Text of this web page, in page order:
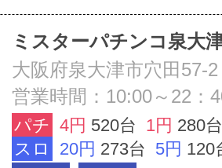
ミスターパチンコ泉大
大阪府泉大津市穴田57-2
営業時間：10:00～22：
パチ 4円 520台 1円 280台
スロ
20円 273台 5円 120